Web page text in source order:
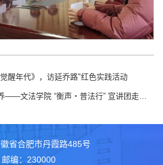
醒年代》，访延乔路"红色实践活动
院 “衡声・普法行” 宣讲团走进数学学院开展专题宣讲
省合肥市丹霞路485号
邮编：230000